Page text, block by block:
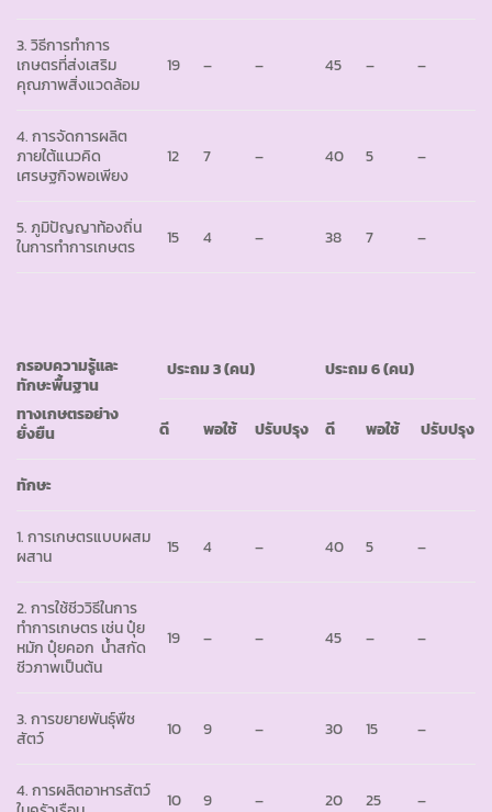
3. วิธีการทำการ
เกษตรที่ส่งเสริม
คุณภาพสิ่งแวดล้อม
19 – – 45 – –
4. การจัดการผลิต
ภายใต้แนวคิด
เศรษฐกิจพอเพียง
12 7 – 40 5 –
5. ภูมิปัญญาท้องถิ่น
ในการทำการเกษตร
15 4 – 38 7 –
กรอบความรู้และ
ทักษะพื้นฐาน
ทางเกษตรอย่าง
ยั่งยืน
ประถม 3(คน) ประถม6 (คน)
ดี พอใช้ ปรับปรุง ดี พอใช้ ปรับปรุง
ทักษะ
1. การเกษตรแบบผสม
ผสาน
15 4 – 40 5 –
2. การใช้ชีววิธีในการ
ทำการเกษตร เช่น ปุ๋ย
หมัก ปุ๋ยคอก น้ำสกัด
ชีวภาพเป็นต้น
19 – – 45 – –
3. การขยายพันธุ์พืช
สัตว์
10 9 – 30 15 –
4. การผลิตอาหารสัตว์
10 9 – 20 25 –